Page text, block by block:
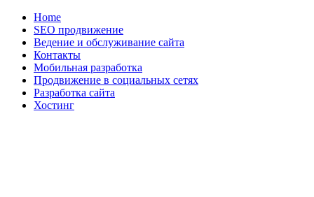
Home
SEO продвижение
Ведение и обслуживание сайта
Контакты
Мобильная разработка
Продвижение в социальных сетях
Разработка сайта
Хостинг